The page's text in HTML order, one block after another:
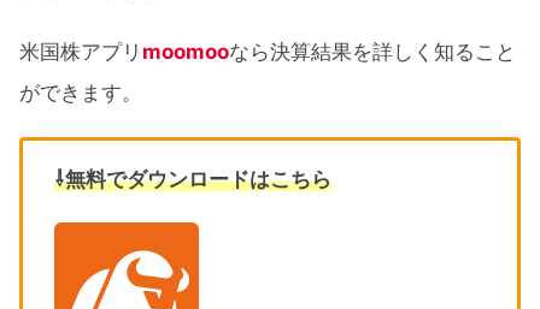
米国株アプリ moomooなら決算結果を詳しく知ること
ができます。
⇩無料でダウンロードはこちら